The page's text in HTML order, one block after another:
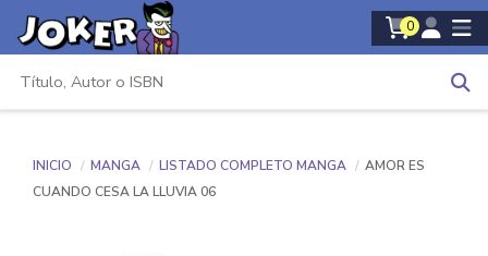
0
INICIO MANGA LISTADO COMPLETO MANGA
AMOR ES
CUANDO CESA LA LLUVIA 06